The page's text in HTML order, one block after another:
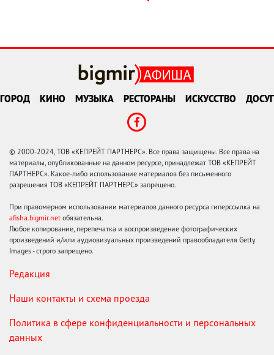
ГОРОД КИНО МУЗЫКА РЕСТОРАНЫ ИСКУССТВО ДОСУГ
© 2000-2024, ТОВ «КЕПРЕЙТ ПАРТНЕРС». Все права защищены. Все права на
материалы, опубликованные на данном ресурсе, принадлежат ТОВ «КЕПРЕЙТ
ПАРТНЕРС». Какое-либо использование материалов без письменного
разрешения ТОВ «КЕПРЕЙТ ПАРТНЕРС» запрещено.
При правомерном использовании материалов данного ресурса гиперссылка на
afisha.bigmir.net обязательна.
Любое копирование, перепечатка и воспроизведение фотографических
произведений и/или аудиовизуальных произведений правообладателя Getty
Images - строго запрещено.
Редакция
Наши контакты и схема проезда
Политика в сфере конфиденциальности и персональных
данных